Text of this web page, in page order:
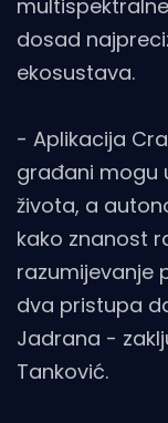
dosad
ekosustava.
- Aplikacija
građani mogu
života, a
kako znanost
razumijevanje
dva pristupa
Jadrana -
Tanković.